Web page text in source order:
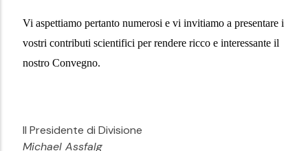
Vi aspettiamo pertanto numerosi e vi invitiamo a presentare i
vostri contributi scientifici per rendere ricco e interessante il
nostro Convegno.
Il Presidente di Divisione
Michael Assfalg